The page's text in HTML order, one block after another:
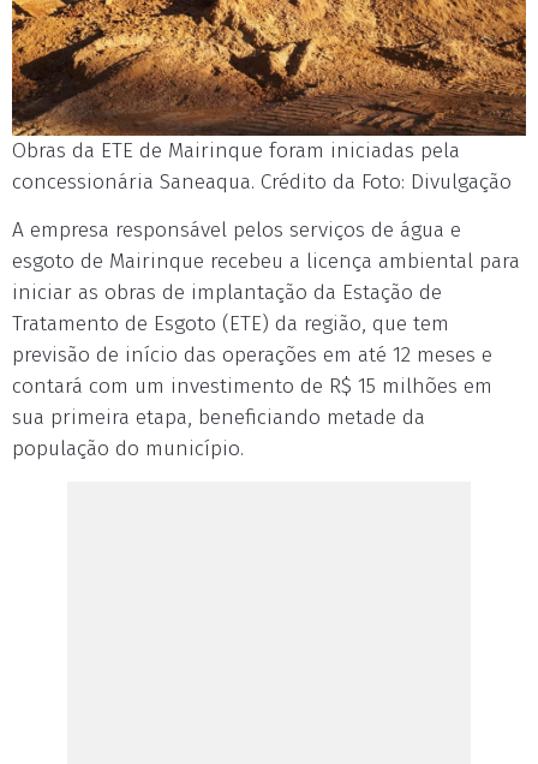
Obras da ETE de Mairinque foram iniciadas pela
concessionária Saneaqua. Crédito da Foto: Divulgação
A empresa responsável pelos serviços de água e
esgoto de Mairinque recebeu a licença ambiental para
iniciar as obras de implantação da Estação de
Tratamento de Esgoto (ETE) da região, que tem
previsão de início das operações em até 12 meses e
contará com um investimento de R$ 15 milhões em
sua primeira etapa, beneficiando metade da
população do município.